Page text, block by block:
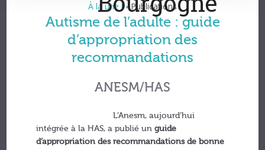
À la une ! • Publications
Autisme de l’adulte : guide
d’appropriation des
recommandations
ANESM/HAS
L’Anesm, aujourd’hui
intégrée à la HAS, a publié unguide
d’appropriation des recommandations de bonne